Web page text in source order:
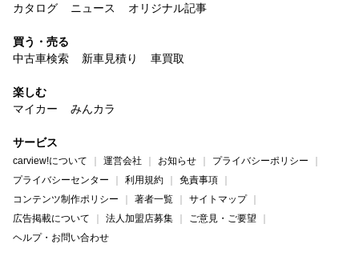
カタログ
ニュース オリジナル記事
買う・売る
中古車検索
新車見積り 車買取
楽しむ
マイカー
みんカラ
サービス
carview!について 運営会社 お知らせ
プライバシーポリシー
プライバシーセンター
利用規約
免責事項
コンテンツ制作ポリシー
著者一覧
サイトマップ
広告掲載について
法人加盟店募集
ご意見・ご要望
ヘルプ・お問い合わせ